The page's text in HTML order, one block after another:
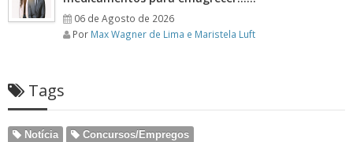
06 de Agosto de 2026
Por Max Wagner de Lima e Maristela Luft
Tags
Notícia
Concursos/Empregos